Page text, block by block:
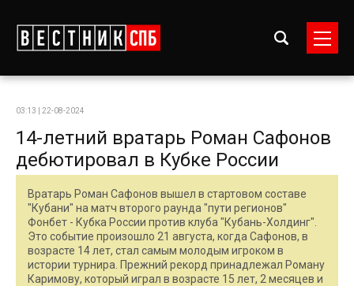
03:13 | 22-08-2024
14-летний вратарь Роман Сафонов
дебютировал в Кубке России
Вратарь Роман Сафонов вышел в стартовом составе
"Кубани" на матч второго раунда "пути регионов"
Фонбет - Кубка России против клуба "Кубань-Холдинг".
Это событие произошло 21 августа, когда Сафонов, в
возрасте 14 лет, стал самым молодым игроком в
истории турнира. Прежний рекорд принадлежал Роману
Каримову, который играл в возрасте 15 лет, 2 месяцев и